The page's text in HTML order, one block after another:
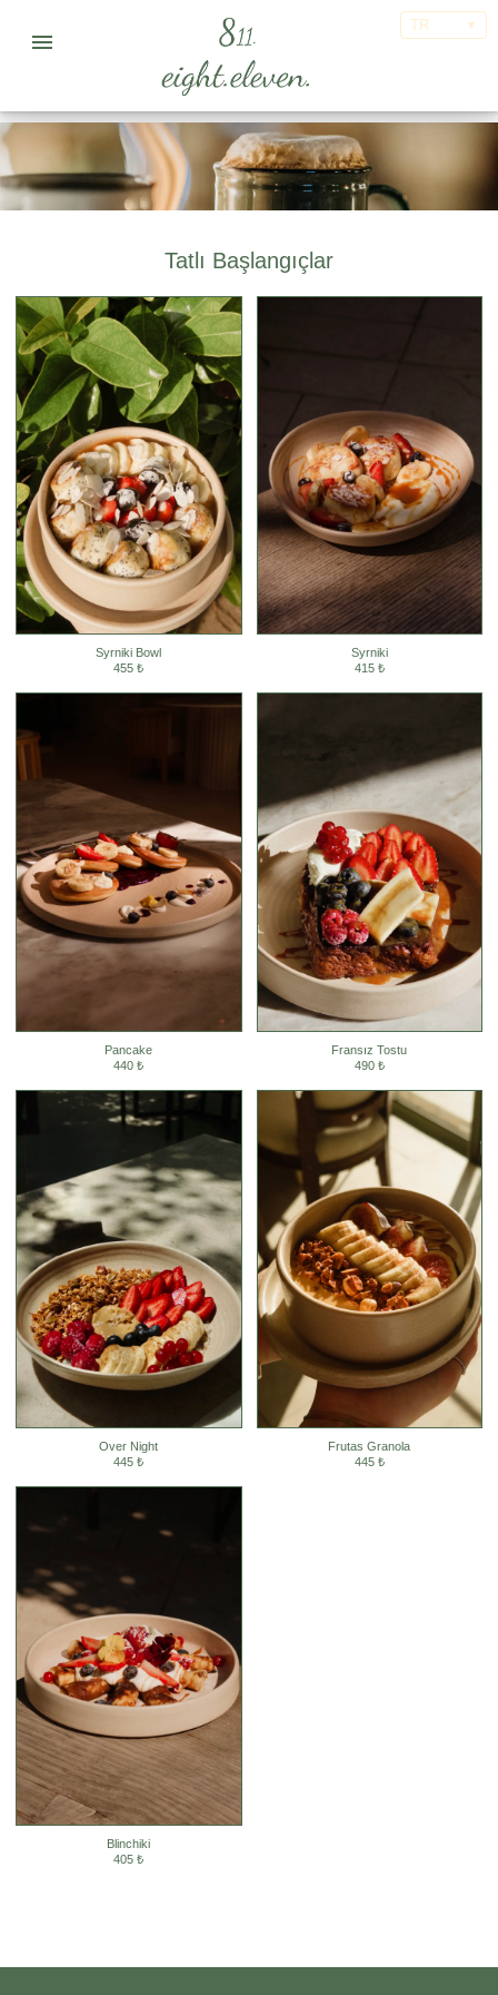
TR ▼
Tatlı Başlangıçlar
Syrniki Bowl
455 ₺
Syrniki
415 ₺
Pancake
440 ₺
Fransız Tostu
490 ₺
Over Night
445 ₺
Frutas Granola
445 ₺
Blinchiki
405 ₺